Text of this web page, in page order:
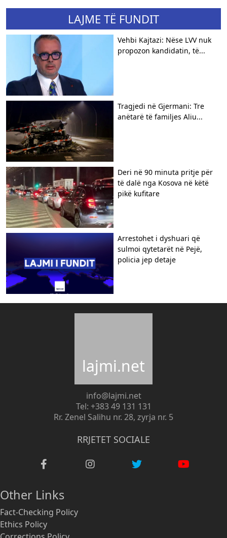
LAJME TË FUNDIT
Vehbi Kajtazi: Nëse LVV nuk
propozon kandidatin, të...
Tragjedi në Gjermani: Tre
anëtarë të familjes Aliu...
Deri në 90 minuta pritje për
të dalë nga Kosova në këtë
pikë kufitare
Arrestohet i dyshuari që
sulmoi qytetarët në Pejë,
policia jep detaje
lajmi.net
info@lajmi.net
Tel: +383 49 131 131
Rr. Zenel Salihu nr. 28, zyrja nr. 5
RRJETET SOCIALE
Other Links
Fact-Checking Policy
Ethics Policy